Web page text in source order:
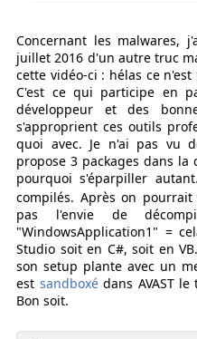
Concernant les malwares,
juillet 2016 d'un autre truc
cette vidéo-ci : hélas ce
C'est ce qui participe en
développeur et des
s'approprient ces outils
quoi avec. Je n'ai pas vu
propose 3 packages dans
pourquoi s'éparpiller autant.
compilés. Après on
pas l'envie de
"WindowsApplication1" =
Studio soit en C#, soit en
son setup plante avec un
est sandboxédans AVAST le
Bon soit.